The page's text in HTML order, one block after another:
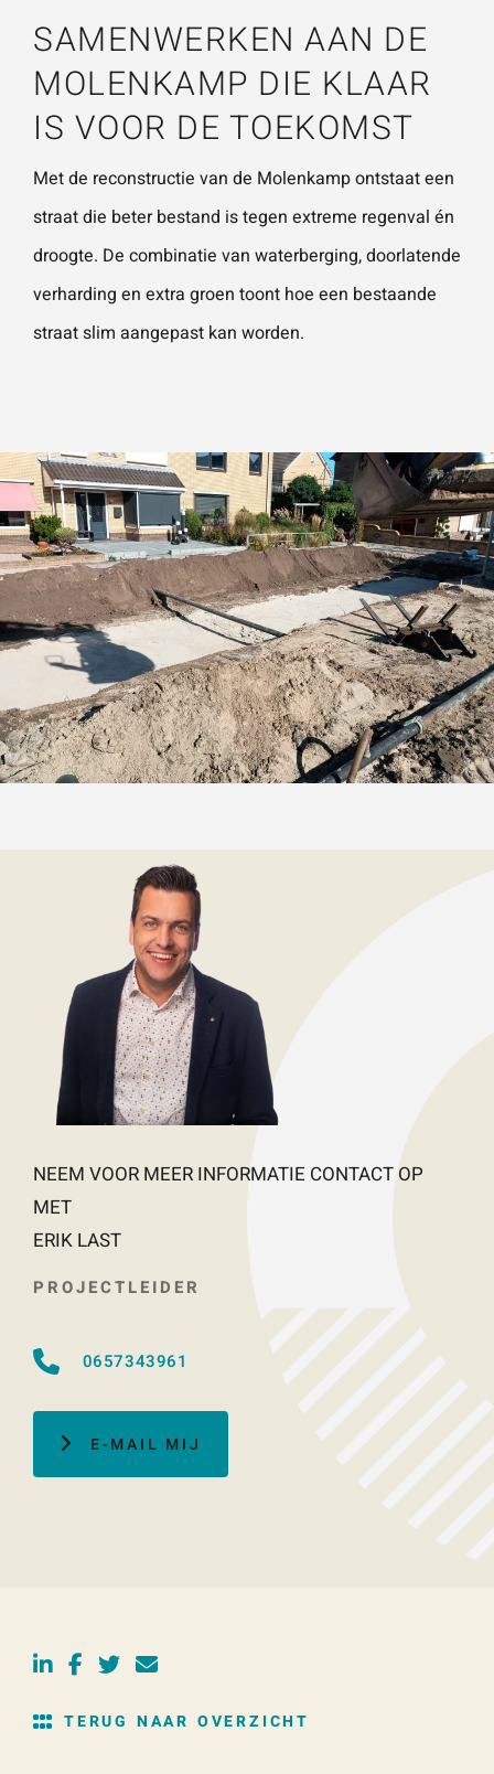
SAMENWERKEN AAN DE
MOLENKAMP DIE KLAAR
IS VOOR DE TOEKOMST
Met de reconstructie van de Molenkamp ontstaat een
straat die beter bestand is tegen extreme regenval én
droogte. De combinatie van waterberging, doorlatende
verharding en extra groen toont hoe een bestaande
straat slim aangepast kan worden.
NEEM VOOR MEER INFORMATIE CONTACT OP
MET
ERIK LAST
PROJECTLEIDER
0657343961
E-MAIL MIJ
TERUG NAAR OVERZICHT